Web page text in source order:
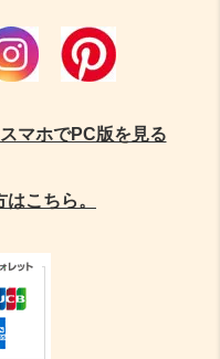
スマホでPC版を見る
こちら。